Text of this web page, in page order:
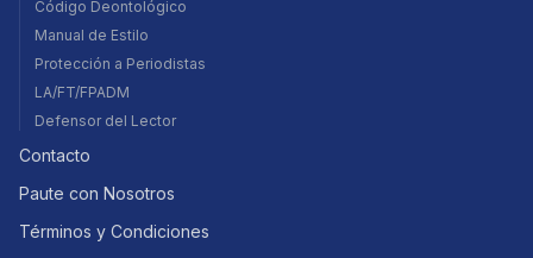
Código Deontológico
Manual de Estilo
Protección a Periodistas
LA/FT/FPADM
Defensor del Lector
Contacto
Paute con Nosotros
Términos y Condiciones